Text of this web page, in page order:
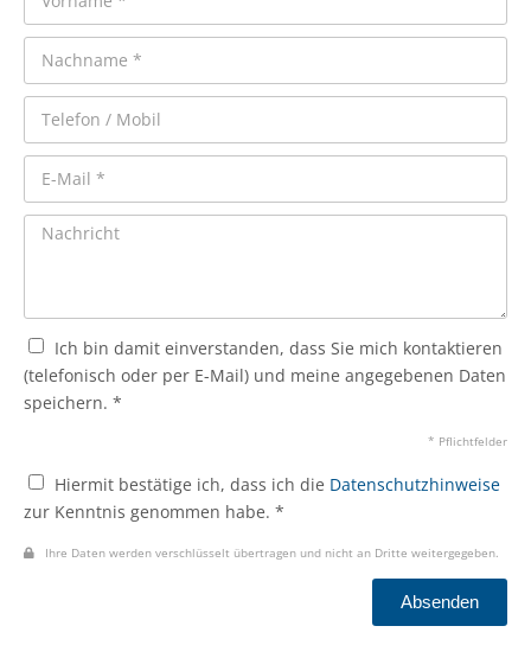
Ich bin damit einverstanden, dass Sie mich kontaktieren
(telefonisch oder per E-Mail) und meine angegebenen Daten
speichern. *
* Pflichtfelder
Hiermit bestätige ich, dass ich die Datenschutzhinweise
zur Kenntnis genommen habe. *
Ihre Daten werden verschlüsselt übertragen und nicht an Dritte weitergegeben.
Absenden